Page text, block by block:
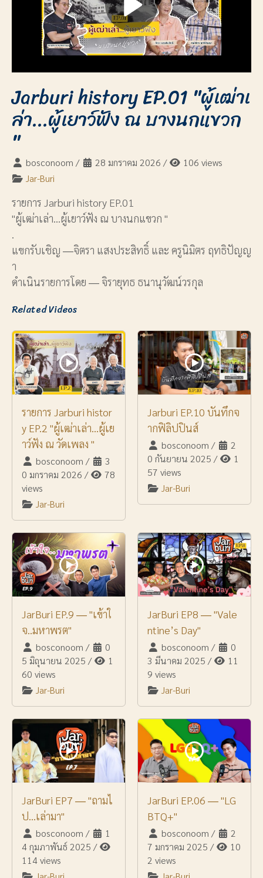
Jarburi history EP.01 "ผู้เฒ่าเ
ล่า...ผู้เยาว์ฟัง ณ บางนกแขวก
"
bosconoom / 28 มกราคม 2026 /
106 views
Jar-Buri
รายการ Jarburi history EP.01
"ผู้เฒ่าเล่า...ผู้เยาว์ฟัง ณ บางนกแขวก "
.
แขกรับเชิญ ―จิตรา แสงประสิทธิ์ และ ครูนิมิตร ฤทธิปัญญ
า
ดำเนินรายการโดย ― จิรายุทธ ธนานุวัฒน์วรกุล
Related Videos
รายการ Jarburi histor
y EP.2 "ผู้เฒ่าเล่า...ผู้เย
าว์ฟัง ณ วัดเพลง "
bosconoom /
3
0 มกราคม 2026 /
78
views
Jar-Buri
Jarburi EP.10 บันทึกจ
ากฟิลิปปินส์
bosconoom /
2
0 กันยายน 2025 /
1
57 views
Jar-Buri
JarBuri EP.9 ― "เข้าใ
จ..มหาพรต"
bosconoom /
0
5 มิถุนายน 2025 /
1
60 views
Jar-Buri
JarBuri EP8 ― "Vale
ntine’s Day"
bosconoom /
0
3 มีนาคม 2025 /
11
9 views
Jar-Buri
JarBuri EP7 ― "ถามไ
ป...เล่ามา"
bosconoom /
1
4 กุมภาพันธ์ 2025 /
114 views
JarBuri EP.06 ― "LG
BTQ+"
bosconoom /
2
7 มกราคม 2025 /
10
2 views